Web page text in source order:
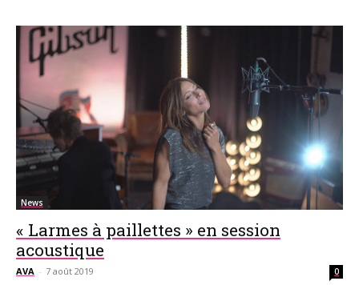
News
« Larmes à paillettes » en session
acoustique
AVA - 7 août 2019 0